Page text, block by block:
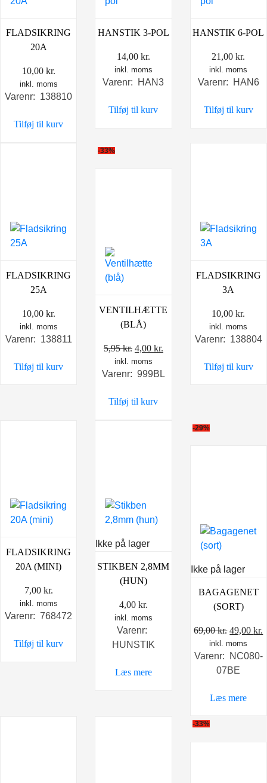
FLADSIKRING
20A
10,00 kr.
inkl. moms
Varenr: 138810
Tilføj til kurv
HANSTIK 3-POL
14,00 kr.
inkl. moms
Varenr: HAN3
Tilføj til kurv
HANSTIK 6-POL
21,00kr.
inkl. moms
Varenr: HAN6
Tilføj til kurv
FLADSIKRING
25A
10,00 kr.
inkl. moms
Varenr: 138811
Tilføj til kurv
-33%
VENTILHÆTTE
(BLÅ)
5,95kr. Den
oprindelige
pris
5,95 kr..
4,00 kr.
pris
inkl. moms
Varenr: 999BL
Tilføj til kurv
FLADSIKRING
3A
10,00kr.
inkl. moms
Varenr: 138804
Tilføj til kurv
FLADSIKRING
20A (MINI)
7,00 kr.
inkl. moms
Varenr: 768472
Tilføj til kurv
Ikke på lager
STIKBEN 2,8MM
(HUN)
4,00 kr.
inkl. moms
Varenr:
HUNSTIK
Læs mere
-29%
Ikke på lager
BAGAGENET
(SORT)
69,00kr. Den
pris
var:
49,00kr.
inkl. moms
Varenr: NC080-
07BE
Læs mere
-33%